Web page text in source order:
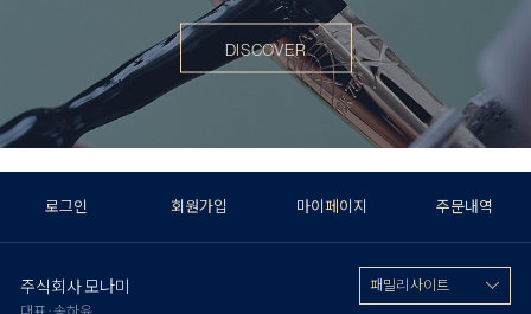
DISCOVER
로그인 회원가입 마이페이지 주문내역
주식회사 모나미 패밀리 사이트